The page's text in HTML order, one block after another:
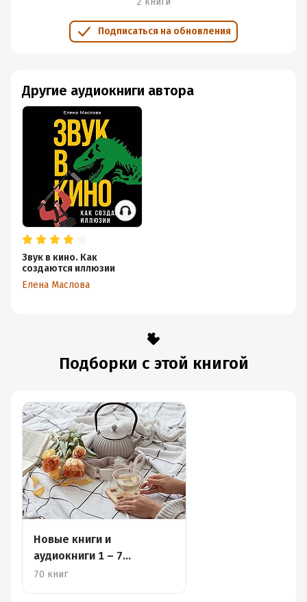
Подписаться на обновления
Другие аудиокниги автора
Звук в кино. Как
создаются иллюзии
Елена Маслова
Подборки с этой книгой
Новые книги и
аудиокниги 1 – 7
сентября
70 книг